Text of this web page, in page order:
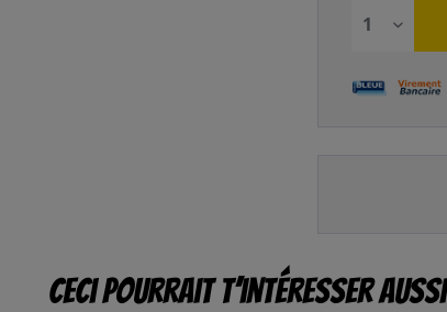
Ceci pourrait t’intéresser aussi